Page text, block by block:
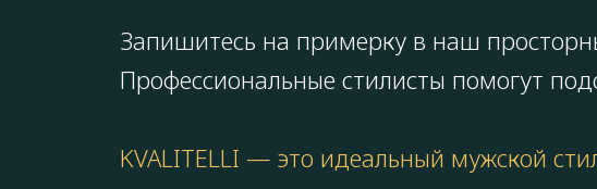
Запишитесь на примерку в наш
Профессиональные стилисты помогут
KVALITELLI — это идеальный мужской